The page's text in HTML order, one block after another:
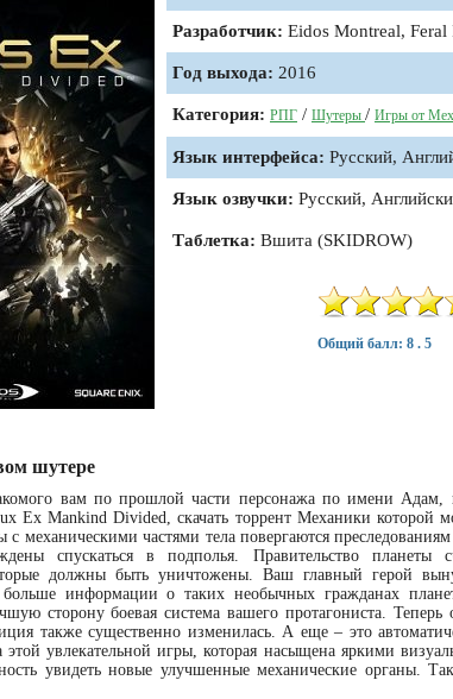
Разработчик: Eidos Montreal, Feral
Год выхода: 2016
Категория: РПГ / Шутеры / Игры от
Язык интерфейса: Русский,
Язык озвучки: Русский,
Таблетка: Вшита (SKIDROW)
Общий балл: 8 . 5
шутере
вам по прошлой части персонажа по имени Адам,
Ex Mankind Divided, скачать торрент Механики которой
с механическими частями тела повергаются
спускаться в подполья. Правительство планеты
должны быть уничтожены. Ваш главный герой
больше информации о таких необычных гражданах
сторону боевая система вашего протагониста.
также существенно изменилась. А еще – это
этой увлекательной игры, которая насыщена яркими
увидеть новые улучшенные механические органы.